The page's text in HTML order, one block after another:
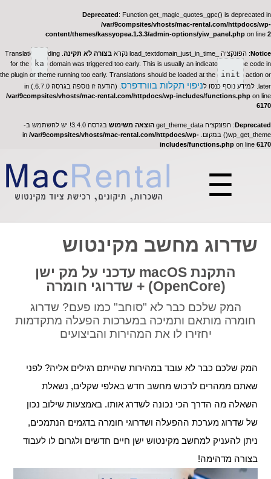
Deprecated: Function get_magic_quotes_gpc() is deprecated in
/var/9compsites/vhosts/mac-rental.com/httpdocs/wp-
content/themes/kassyopea.1.3.3/admin-options/yiw_panel.php on line 2
Notice: הפונקציה _load_textdomain_just_in_time נקרא בצורה לא תקינה . Translation loading
for the
ka
domain was triggered too early. This is usually an indicator for some code in
the plugin or theme running too early. Translations should be loaded at the
init
action or
later. למידע נוסף כנסו ל
ניפוי תקלות בוורדפרס . (הודעה זו נוספה בגרסה 6.7.0.) in
/var/9compsites/vhosts/mac-rental.com/httpdocs/wp-includes/functions.php on line
6170
Deprecated: הפונקציה get_theme_data הוצאה משימוש
בגרסה 3.4.0! יש להשתמש ב-
wp_get_theme() במקום. in
/var/9compsites/vhosts/mac-rental.com/httpdocs/wp-
includes/functions.php on line 6170
☰
שדרוג מחשב מקינטוש
התקנת macOS עדכני על מק ישן
(OpenCore) + שדרוגי חומרה
המק שלכם כבר לא "סוחב" כמו פעם? שדרוג
חומרה מותאם ותמיכה במערכות הפעלה מתקדמות
יחזירו לו את המהירות והביצועים
המק שלכם כבר לא עובד במהירות שהייתם רגילים אליה? לפני
שאתם ממהרים לרכוש מחשב חדש באלפי שקלים, נשאלת
השאלה מה הדרך הכי נכונה לשדרג אותו. באמצעות שילוב נכון
של שדרוג מערכת ההפעלה ושדרוגי חומרה בדגמים הנתמכים,
ניתן להעניק למחשב מקינטוש ישן חיים חדשים ולגרום לו לעבוד
בצורה מדהימה!